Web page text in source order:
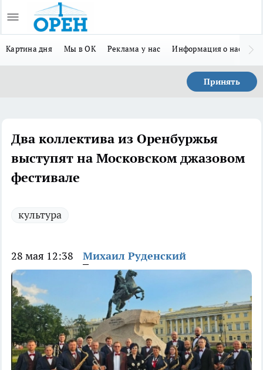
Картина дня Мы в ОК Реклама у нас Информация о нас
Принять
Два коллектива из Оренбуржья
выступят на Московском джазовом
фестивале
культура
28 мая 12:38 Михаил Руденский